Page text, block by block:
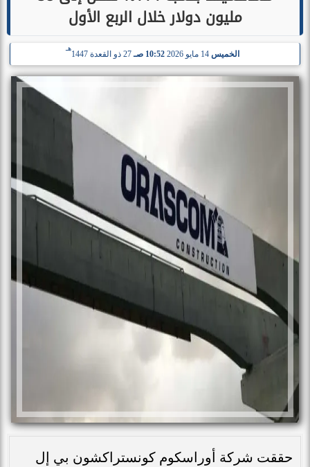
مليون دولار خلال الربع الأول
الخميس 14 مايو 2026 10:52 صـ 27 ذو القعدة 1447
هـ
حققت شركة أوراسكوم كونستراكشون بي إل